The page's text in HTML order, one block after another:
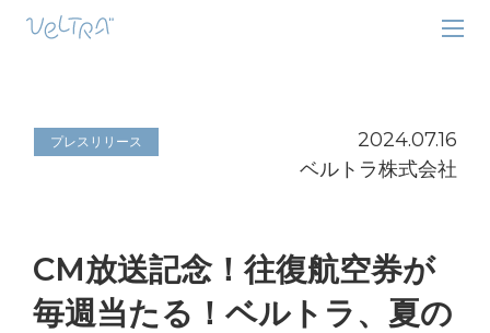
プレスリリース
2024.07.16
ベルトラ株式会社
CM放送記念！往復航空券が
毎週当たる！ベルトラ、夏の